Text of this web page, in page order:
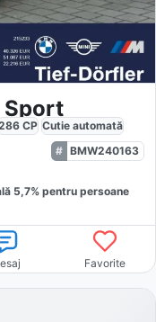
Sport
CP Cutie automată
BMW240163
5,7% pentru persoane
Favorite